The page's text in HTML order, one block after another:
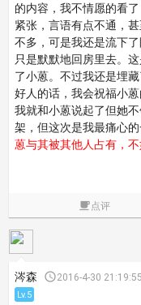
的内容，我不情愿的看
紧张，言语有点不通，
不多，可是我还是流下
只是默默地回房里去。
了小蒽。不过我还是埋
好人的话，我会祝福小
我就和小蒽说起了但她
架，但这次是我最痛心
蒽与其被其他人占有，
点评
涔森 2016-4-30 21:19:55
Lv.5